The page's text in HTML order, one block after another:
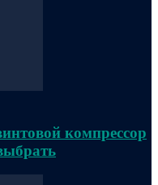
компрессор